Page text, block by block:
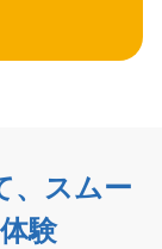
、スムー
験